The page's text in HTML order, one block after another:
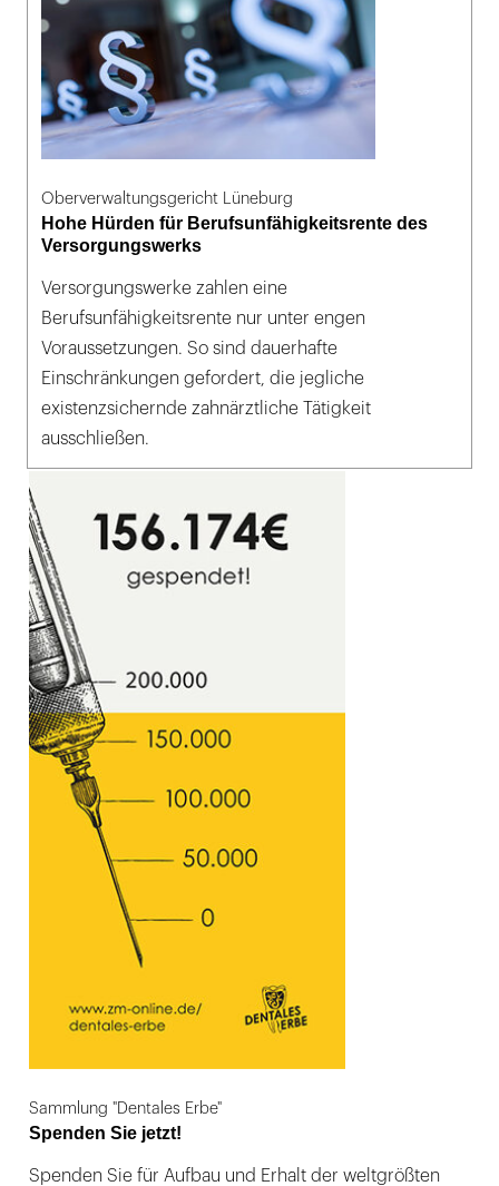
Oberverwaltungsgericht Lüneburg
Hohe Hürden für Berufsunfähigkeitsrente des
Versorgungswerks
Versorgungswerke zahlen eine
Berufsunfähigkeitsrente nur unter engen
Voraussetzungen. So sind dauerhafte
Einschränkungen gefordert, die jegliche
existenzsichernde zahnärztliche Tätigkeit
ausschließen.
Sammlung "Dentales Erbe"
Spenden Sie jetzt!
Spenden Sie für Aufbau und Erhalt der weltgrößten